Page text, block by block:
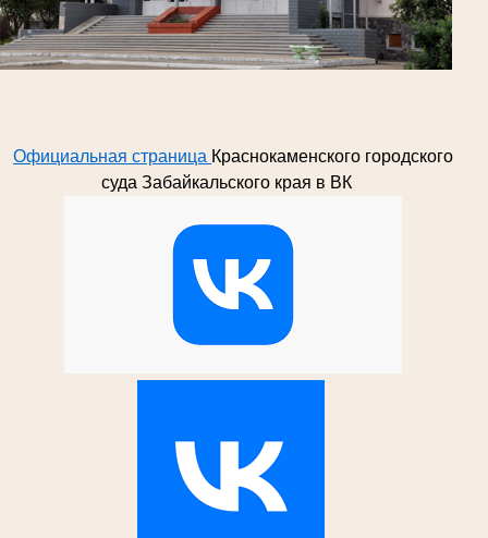
Официальная страница Краснокаменского городского
суда Забайкальского края в ВК